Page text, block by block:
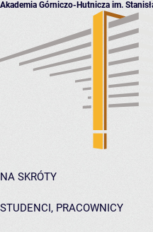
Akademia Górniczo-Hutnicza im.
NA SKRÓTY
STUDENCI, PRACOWNICY